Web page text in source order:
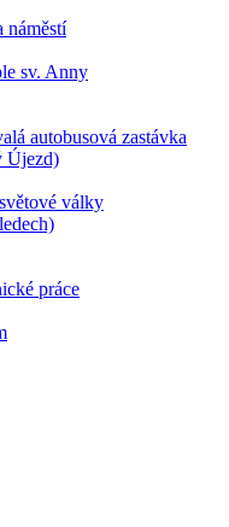
náměstí
sv. Anny
autobusová zastávka
Újezd)
války
práce